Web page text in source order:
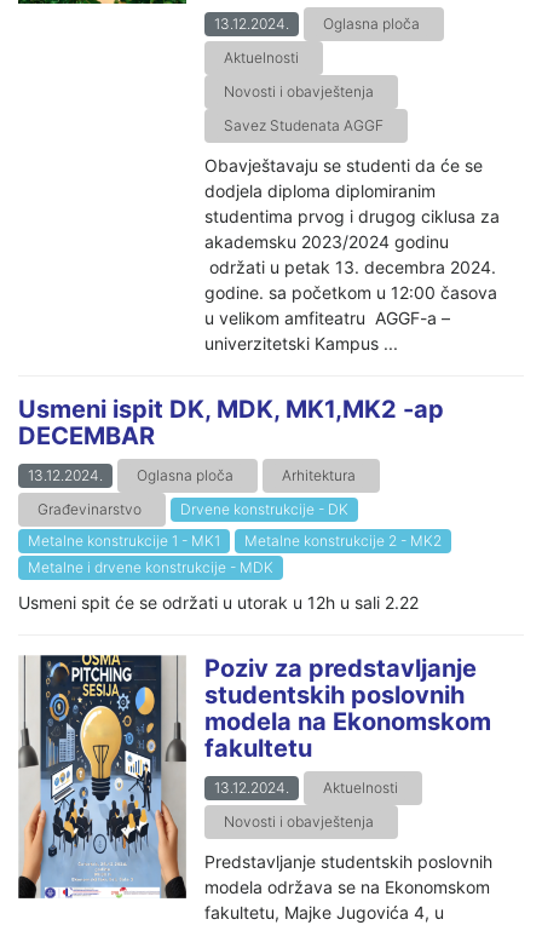
13.12.2024.
Oglasna ploča
Aktuelnosti
Novosti i obavještenja
Savez Studenata AGGF
Obavještavaju se studenti da će se
dodjela diploma diplomiranim
studentima prvog i drugog ciklusa za
akademsku 2023/2024 godinu
održati u petak 13. decembra 2024.
godine. sa početkom u 12:00 časova
u velikom amfiteatru AGGF-a –
univerzitetski Kampus ...
Usmeni ispit DK, MDK, MK1,MK2 -ap
DECEMBAR
13.12.2024. Oglasna ploča
Arhitektura
Građevinarstvo
Drvene konstrukcije - DK
Metalne konstrukcije 1 - MK1
Metalne konstrukcije 2 - MK2
Metalne i drvene konstrukcije - MDK
Usmeni spit će se održati u utorak u 12h u sali 2.22
Poziv za predstavljanje
studentskih poslovnih
modela na Ekonomskom
fakultetu
13.12.2024.
Aktuelnosti
Novosti i obavještenja
Predstavljanje studentskih poslovnih
modela održava se na Ekonomskom
fakultetu, Majke Jugovića 4, u